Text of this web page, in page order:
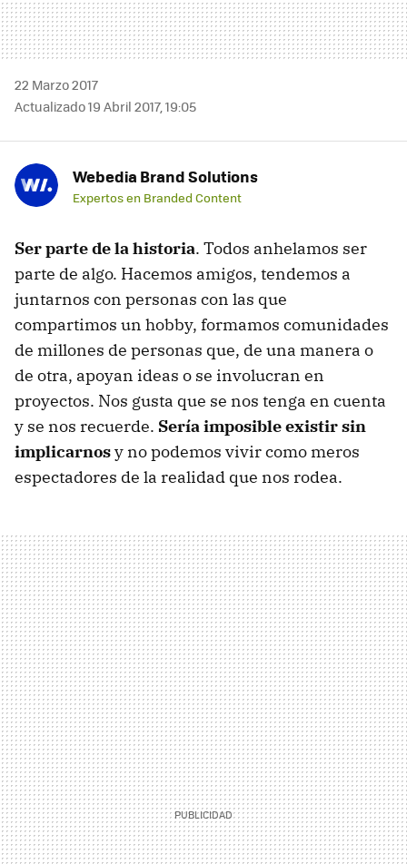
22 Marzo 2017
Actualizado 19 Abril 2017, 19:05
Webedia Brand Solutions
Expertos en Branded Content
Ser parte de la historia. Todos anhelamos ser
parte de algo. Hacemos amigos, tendemos a
juntarnos con personas con las que
compartimos un hobby, formamos comunidades
de millones de personas que, de una manera o
de otra, apoyan ideas o se involucran en
proyectos. Nos gusta que se nos tenga en cuenta
y se nos recuerde. Sería imposible existir sin
implicarnosy no podemos vivir como meros
espectadores de la realidad que nos rodea.